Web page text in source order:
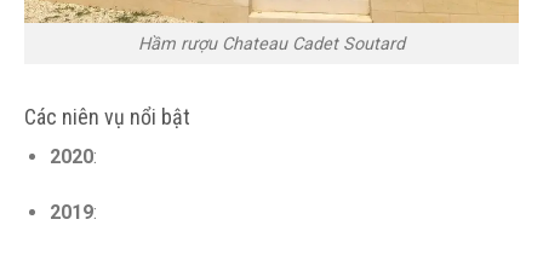
Hầm rượu Chateau Cadet Soutard
Các niên vụ nổi bật
2020:
2019: